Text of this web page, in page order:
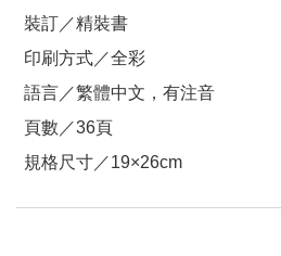
裝訂／精裝書
印刷方式／全彩
語言／繁體中文，有注音
頁數／36頁
規格尺寸／19×26cm